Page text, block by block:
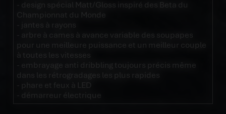
- design spécial Matt/Gloss inspiré des Beta du
- jantes à rayons
- arbre à cames à avance variable des soupapes
pour une meilleure puissance et un meilleur couple
à toutes les vitesses
- embrayage anti dribbling toujours précis même
dans les rétrogradages les plus rapides
- phare et feux à LED
- démarreur électrique